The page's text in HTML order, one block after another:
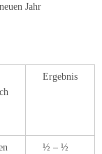
Jahr
Ergebnis
½ – ½